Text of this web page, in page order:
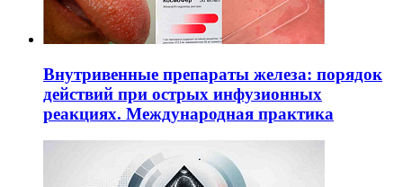
Внутривенные препараты железа: порядок
действий при острых инфузионных
реакциях. Международная практика